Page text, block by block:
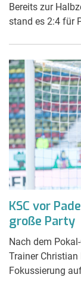
Bereits zur
stand es 2:4 für
KSC vor
große Party
Nach dem
Trainer Christian
Fokussierung